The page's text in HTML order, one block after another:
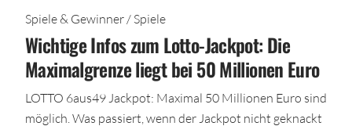
Spiele & Gewinner / Spiele
Wichtige Infos zum Lotto-Jackpot: Die
Maximalgrenze liegt bei 50 Millionen Euro
LOTTO 6aus49 Jackpot: Maximal 50 Millionen Euro sind
möglich. Was passiert, wenn der Jackpot nicht geknackt